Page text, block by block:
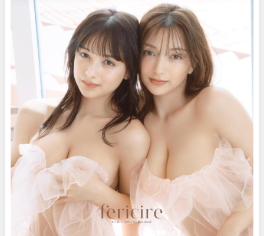
ない初めての水着撮影風景に没
入密着！【メイキング】（2025
年03月07日） | ヤンジャン
TV【集英社ヤングジャンプ公
ンTV【集英社ヤングジャンプ公
式】さんより